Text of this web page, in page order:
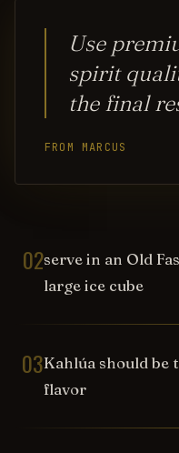
Use
spirit
the final
FROM MARCUS
02serve in an Old
large ice cube
03Kahlúa should
flavor